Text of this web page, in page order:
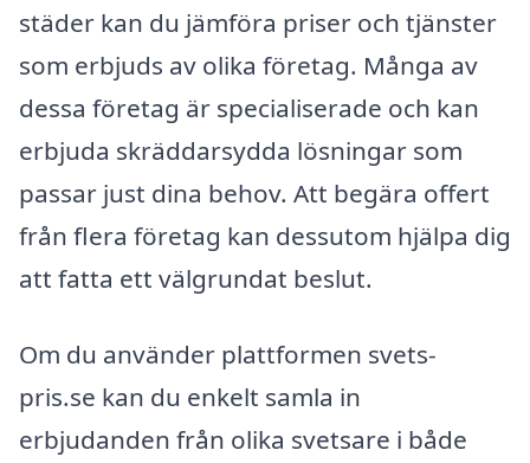
städer kan du jämföra priser och tjänster
som erbjuds av olika företag. Många av
dessa företag är specialiserade och kan
erbjuda skräddarsydda lösningar som
passar just dina behov. Att begära offert
från flera företag kan dessutom hjälpa dig
att fatta ett välgrundat beslut.
Om du använder plattformen svets-
pris.se kan du enkelt samla in
erbjudanden från olika svetsare i både